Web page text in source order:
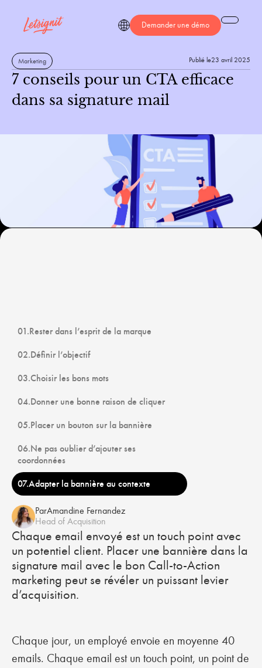
Demander une démo
Marketing Publié le23 avril 2025
7 conseils pour un CTA efficace
dans sa signature mail
01.Rester dans l’esprit de la marque
02.Définir l’objectif
03.Choisir les bons mots
04.Donner une bonne raison de cliquer
05.Placer un bouton sur la bannière
06.Ne pas oublier d’ajouter ses
coordonnées
07.Adapter la bannière au contexte
ParAmandine Fernandez
Head of Acquisition
Chaque email envoyé est un touch point avec
un potentiel client. Placer une bannière dans la
signature mail avec le bon Call-to-Action
marketing peut se révéler un puissant levier
d’acquisition.
Chaque jour, un employé envoie en moyenne 40
emails. Chaque email est un touch point, un point de